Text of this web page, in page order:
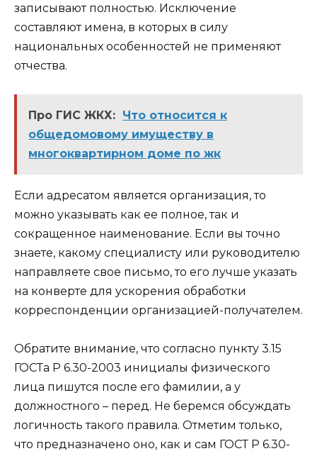
записывают полностью. Исключение
составляют имена, в которых в силу
национальных особенностей не применяют
отчества.
Про ГИС ЖКХ: Что относится к
общедомовому имуществу в
многоквартирном доме по жк
Если адресатом является организация, то
можно указывать как ее полное, так и
сокращенное наименование. Если вы точно
знаете, какому специалисту или руководителю
направляете свое письмо, то его лучше указать
на конверте для ускорения обработки
корреспонденции организацией-получателем.
Обратите внимание, что согласно пункту 3.15
ГОСТа Р 6.30-2003 инициалы физического
лица пишутся после его фамилии, а у
должностного – перед. Не беремся обсуждать
логичность такого правила. Отметим только,
что предназначено оно, как и сам ГОСТ Р 6.30-